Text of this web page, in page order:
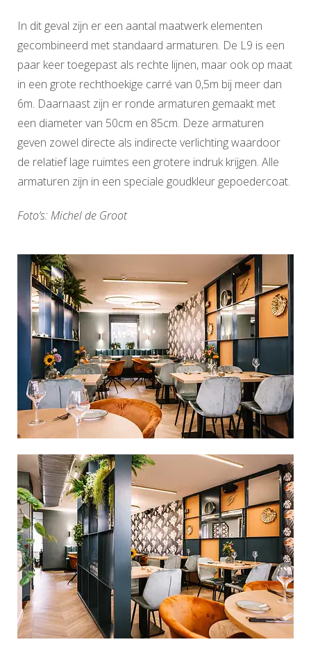
In dit geval zijn er een aantal maatwerk elementen
gecombineerd met standaard armaturen. De L9 is een
paar keer toegepast als rechte lijnen, maar ook op maat
in een grote rechthoekige carré van 0,5m bij meer dan
6m. Daarnaast zijn er ronde armaturen gemaakt met
een diameter van 50cm en 85cm. Deze armaturen
geven zowel directe als indirecte verlichting waardoor
de relatief lage ruimtes een grotere indruk krijgen. Alle
armaturen zijn in een speciale goudkleur gepoedercoat.
Foto’s: Michel de Groot